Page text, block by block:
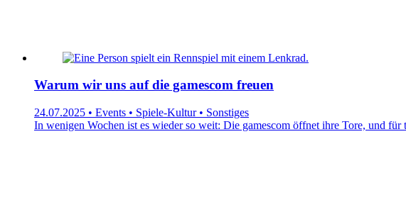
Warum wir uns auf die gamescom freuen
24.07.2025 • Events • Spiele-Kultur • Sonstiges
In wenigen Wochen ist es wieder so weit: Die gamescom öffnet ihre Tore, und